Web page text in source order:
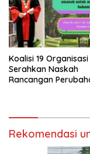
Koalisi 19
Serahkan Naskah
Rancangan
Rekomendasi